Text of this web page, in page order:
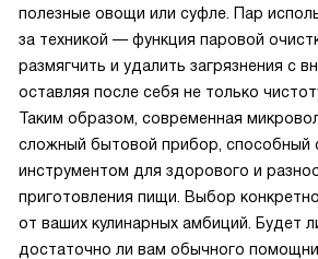
полезные овощи или суфле. Пар
за техникой — функция паровой
размягчить и удалить загрязнения с
оставляя после себя не только
Таким образом, современная
сложный бытовой прибор, способный
инструментом для здорового и
приготовления пищи. Выбор
от ваших кулинарных амбиций. Будет
достаточно ли вам обычного